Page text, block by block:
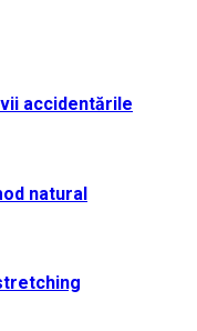
accidentările
natural